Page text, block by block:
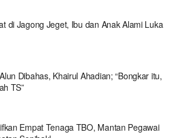
di Jagong Jeget, Ibu dan Anak Alami Luka
Dibahas, Khairul Ahadian; “Bongkar itu,
TS”
Empat Tenaga TBO, Mantan Pegawai